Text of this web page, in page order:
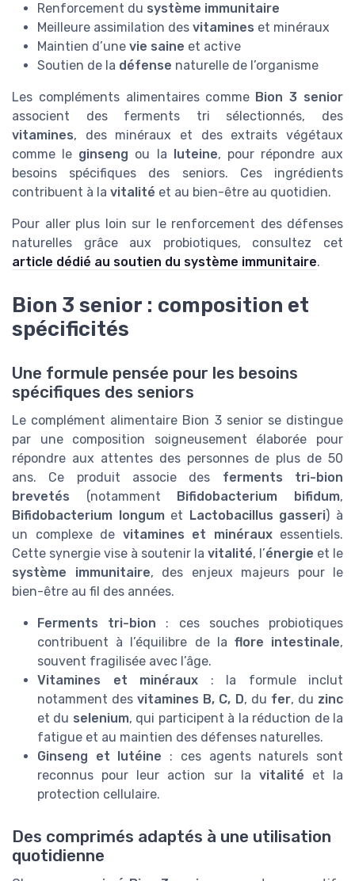
Renforcement du système immunitaire
Meilleure assimilation des vitamines et minéraux
Maintien d’une vie saine et active
Soutien de la défense naturelle de l’organisme
Les compléments alimentaires comme Bion 3 senior
associent des ferments tri sélectionnés, des
vitamines, des minéraux et des extraits végétaux
comme le ginseng ou la luteine, pour répondre aux
besoins spécifiques des seniors. Ces ingrédients
contribuent à la vitalité et au bien-être au quotidien.
Pour aller plus loin sur le renforcement des défenses
naturelles grâce aux probiotiques, consultez cet
article dédié au soutien du système immunitaire.
Bion 3 senior : composition et
spécificités
Une formule pensée pour les besoins
spécifiques des seniors
Le complément alimentaire Bion 3 senior se distingue
par une composition soigneusement élaborée pour
répondre aux attentes des personnes de plus de 50
ans. Ce produit associe des ferments tri-bion
brevetés (notamment Bifidobacterium bifidum,
Bifidobacterium longumet Lactobacillus gasseri) à
un complexe de vitamines et minérauxessentiels.
Cette synergie vise à soutenir la vitalité, l’énergie et le
système immunitaire, des enjeux majeurs pour le
bien-être au fil des années.
Ferments tri-bion : ces souches probiotiques
contribuent à l’équilibre de la flore intestinale,
souvent fragilisée avec l’âge.
Vitamines et minéraux : la formule inclut
notamment desvitamines B, C, D, du fer, du zinc
et du selenium, qui participent à la réduction de la
fatigue et au maintien des défenses naturelles.
Ginseng et lutéine : ces agents naturels sont
reconnus pour leur action sur la vitalité et la
protection cellulaire.
Des comprimés adaptés à une utilisation
quotidienne